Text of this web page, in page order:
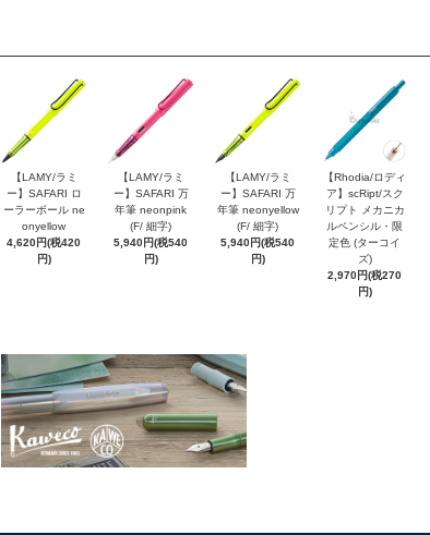
【LAMY/ラミ
ー】SAFARI ロ
ーラーボール ne
onyellow
4,620円(税420
円)
【LAMY/ラミ
ー】SAFARI 万
年筆 neonpink
(F/ 細字)
5,940円(税540
円)
【LAMY/ラミ
ー】SAFARI 万
年筆 neonyellow
(F/ 細字)
5,940円(税540
円)
【Rhodia/ロディ
ア】scRipt/スク
リプト メカニカ
ルペンシル・限
定色 (ターコイ
ズ)
2,970円(税270
円)